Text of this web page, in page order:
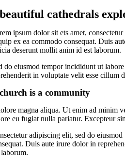
cathedrals
ipsum dolor sit ets amet,
ex ea commodo consequat. Duis
deserunt mollit anim id est laborum.
do eiusmod tempor incididunt ut
in voluptate velit esse cillum
is a community
magna aliqua. Ut enim ad minim
eu fugiat nulla pariatur. Excepteur
adipiscing elit, sed do
Duis aute irure dolor in
laborum.